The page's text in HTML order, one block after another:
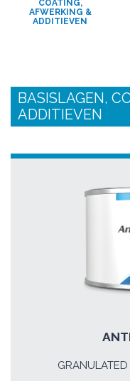
COATING,
AFWERKING &
ADDITIEVEN
BASISLAGEN,
ADDITIEVEN